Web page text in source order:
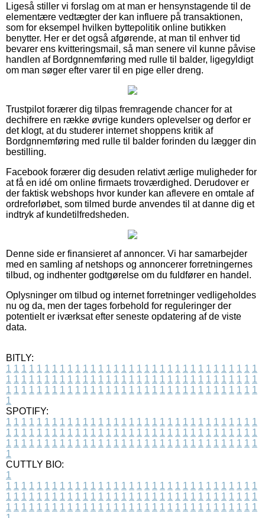
Ligeså stiller vi forslag om at man er hensynstagende til de
elementære vedtægter der kan influere på transaktionen,
som for eksempel hvilken byttepolitik online butikken
benytter. Her er det også afgørende, at man til enhver tid
bevarer ens kvitteringsmail, så man senere vil kunne påvise
handlen af Bordgnnemføring med rulle til balder, ligegyldigt
om man søger efter varer til en pige eller dreng.
Trustpilot forærer dig tilpas fremragende chancer for at
dechifrere en række øvrige kunders oplevelser og derfor er
det klogt, at du studerer internet shoppens kritik af
Bordgnnemføring med rulle til balder forinden du lægger din
bestilling.
Facebook forærer dig desuden relativt ærlige muligheder for
at få en idé om online firmaets troværdighed. Derudover er
der faktisk webshops hvor kunder kan aflevere en omtale af
ordreforløbet, som tilmed burde anvendes til at danne dig et
indtryk af kundetilfredsheden.
Denne side er finansieret af annoncer. Vi har samarbejder
med en samling af netshops og annoncerer forretningernes
tilbud, og indhenter godtgørelse om du fuldfører en handel.
Oplysninger om tilbud og internet forretninger vedligeholdes
nu og da, men der tages forbehold for reguleringer der
potentielt er iværksat efter seneste opdatering af de viste
data.
BITLY:
1 1 1 1 1 1 1 1 1 1 1 1 1 1 1 1 1 1 1 1 1 1 1 1 1 1 1 1 1 1 1 1 1
1 1 1 1 1 1 1 1 1 1 1 1 1 1 1 1 1 1 1 1 1 1 1 1 1 1 1 1 1 1 1 1 1
1 1 1 1 1 1 1 1 1 1 1 1 1 1 1 1 1 1 1 1 1 1 1 1 1 1 1 1 1 1 1 1 1
1
SPOTIFY:
1 1 1 1 1 1 1 1 1 1 1 1 1 1 1 1 1 1 1 1 1 1 1 1 1 1 1 1 1 1 1 1 1
1 1 1 1 1 1 1 1 1 1 1 1 1 1 1 1 1 1 1 1 1 1 1 1 1 1 1 1 1 1 1 1 1
1 1 1 1 1 1 1 1 1 1 1 1 1 1 1 1 1 1 1 1 1 1 1 1 1 1 1 1 1 1 1 1 1
1
CUTTLY BIO:
1
1 1 1 1 1 1 1 1 1 1 1 1 1 1 1 1 1 1 1 1 1 1 1 1 1 1 1 1 1 1 1 1 1
1 1 1 1 1 1 1 1 1 1 1 1 1 1 1 1 1 1 1 1 1 1 1 1 1 1 1 1 1 1 1 1 1
1 1 1 1 1 1 1 1 1 1 1 1 1 1 1 1 1 1 1 1 1 1 1 1 1 1 1 1 1 1 1 1 1